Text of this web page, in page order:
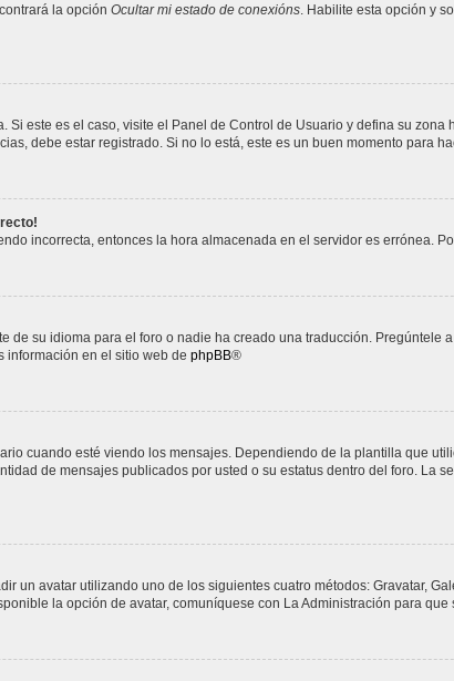
la opción Ocultar mi estado de conexións. Habilite esta opción y
este es el caso, visite el Panel de Control de Usuario y defina su
debe estar registrado. Si no lo está, este es un buen momento para
incorrecta, entonces la hora almacenada en el servidor es errónea.
de su idioma para el foro o nadie ha creado una traducción.
información en el sitio web de phpBB®
cuando esté viendo los mensajes. Dependiendo de la plantilla que
de mensajes publicados por usted o su estatus dentro del foro. La
un avatar utilizando uno de los siguientes cuatro métodos: Gravatar,
la opción de avatar, comuníquese con La Administración para que